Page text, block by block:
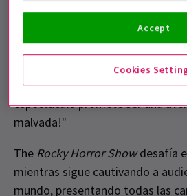
encantado de sumergirme en el
Frank 'n' Furter con un reparto
con el público de todo el Reino
ofrecer el Rocky más fresco de la
público no olvidará. Así que,
espectáculo promete ser una
malvada!"
The Rocky Horror Showdesafía
mientras sigue cautivando a
mundo, presentando todas las
Cookies
Accept